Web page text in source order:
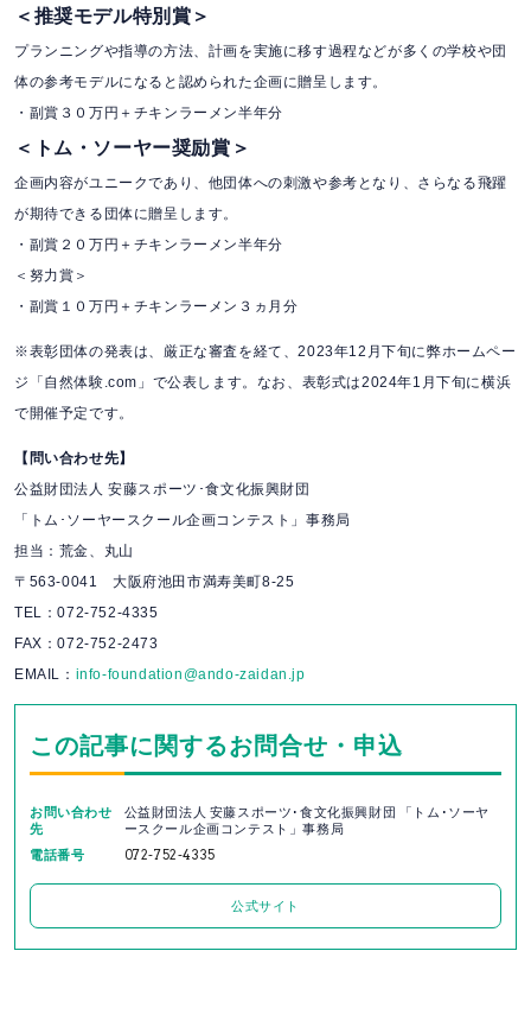
＜推奨モデル特別賞＞
プランニングや指導の方法、計画を実施に移す過程などが多くの学校や団
体の参考モデルになると認められた企画に贈呈します。
・副賞３０万円＋チキンラーメン半年分
＜トム・ソーヤー奨励賞＞
企画内容がユニークであり、他団体への刺激や参考となり、さらなる飛躍
が期待できる団体に贈呈します。
・副賞２０万円＋チキンラーメン半年分
＜努力賞＞
・副賞１０万円＋チキンラーメン３ヵ月分
※表彰団体の発表は、厳正な審査を経て、2023年12月下旬に弊ホームペー
ジ「自然体験.com」で公表します。なお、表彰式は2024年1月下旬に横浜
で開催予定です。
【問い合わせ先】
公益財団法人 安藤スポーツ･食文化振興財団
「トム･ソーヤースクール企画コンテスト」事務局
担当：荒金、丸山
〒563-0041 大阪府池田市満寿美町8-25
TEL：072-752-4335
FAX：072-752-2473
EMAIL： info-foundation@ando-zaidan.jp
この記事に関するお問合せ・申込
お問い合わせ
先
公益財団法人 安藤スポーツ･食文化振興財団 「トム･ソーヤ
ースクール企画コンテスト」事務局
電話番号
072-752-4335
公式サイト